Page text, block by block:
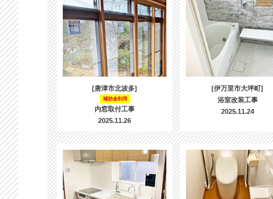
[唐津市北波多]
補助金利用
内窓取付工事
2025.11.26
[伊万里市大坪町]
浴室改装工事
2025.11.24